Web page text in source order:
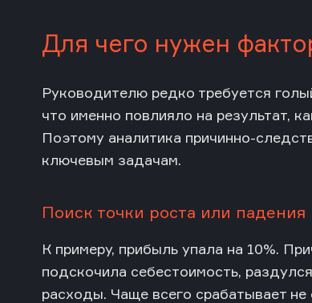
Для чего нужен
Руководителю редко требуется
что именно повлияло на результат,
Поэтому аналитика причинно-
ключевым задачам.
Поиск точки роста или падения
К примеру, прибыль упала на 10%.
подскочила себестоимость,
расходы. Чаще всего срабатывает